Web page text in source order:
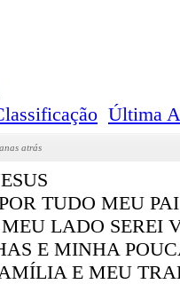
Última
atrás
TUDO MEU PAI
LADO SEREI
E MINHA
E MEU